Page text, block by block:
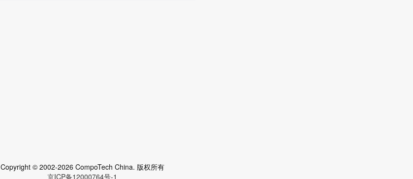
Copyright © 2002-2026 CompoTech China. 版权所有
京ICP备12000764号-1